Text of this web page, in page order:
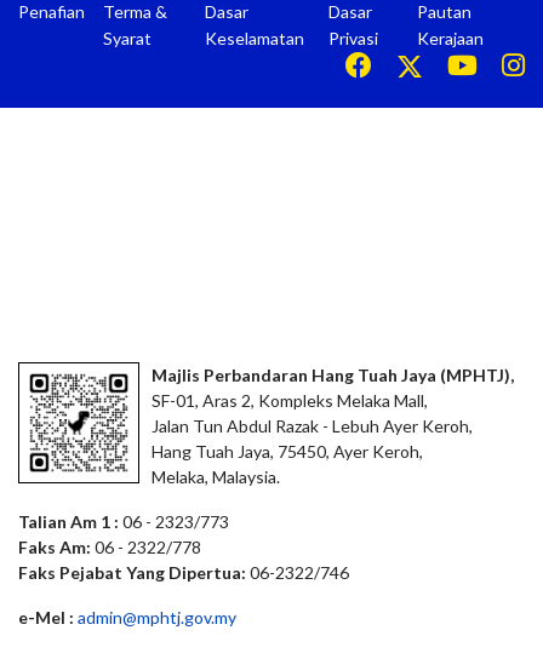
Penafian
Terma &
Syarat
Dasar
Keselamatan
Dasar
Privasi
Pautan
Kerajaan
Majlis Perbandaran Hang Tuah Jaya (MPHTJ),
SF-01, Aras 2, Kompleks Melaka Mall,
Jalan Tun Abdul Razak - Lebuh Ayer Keroh,
Hang Tuah Jaya, 75450, Ayer Keroh,
Melaka, Malaysia.
Talian Am 1 : 06 - 2323/773
Faks Am: 06 - 2322/778
Faks Pejabat Yang Dipertua: 06-2322/746
e-Mel : admin@mphtj.gov.my